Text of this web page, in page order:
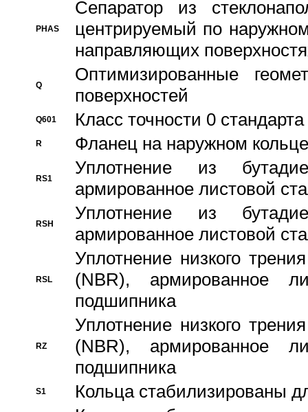
PHAS
Сепаратор из
центрируемый по
направляющих
Q
Оптимизированные
поверхностей
Q601 Класс точности 0
R Фланец на наружном кольце
RS1
Уплотнение из
армированное листовой
RSH
Уплотнение из
армированное листовой
RSL
Уплотнение низкого
(NBR), армированное
подшипника
RZ
Уплотнение низкого
(NBR), армированное
подшипника
S1 Кольца стабилизированы